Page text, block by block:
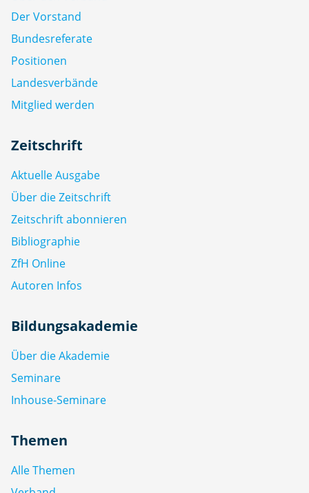
Der Vorstand
Bundesreferate
Positionen
Landesverbände
Mitglied werden
Zeitschrift
Aktuelle Ausgabe
Über die Zeitschrift
Zeitschrift abonnieren
Bibliographie
ZfH Online
Autoren Infos
Bildungsakademie
Über die Akademie
Seminare
Inhouse-Seminare
Themen
Alle Themen